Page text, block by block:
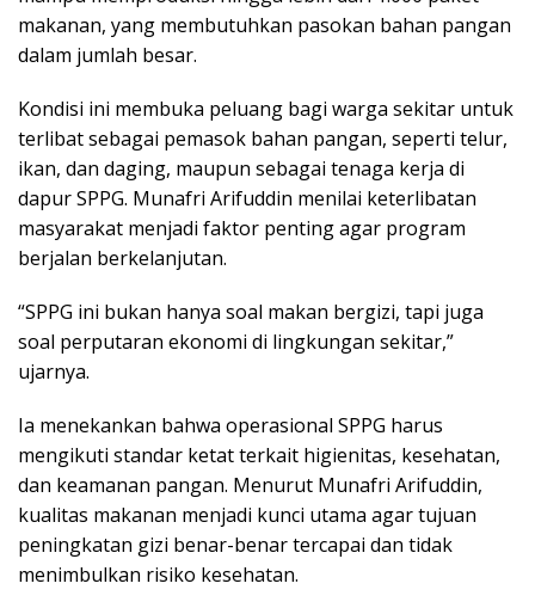
makanan, yang membutuhkan pasokan bahan pangan
dalam jumlah besar.
Kondisi ini membuka peluang bagi warga sekitar untuk
terlibat sebagai pemasok bahan pangan, seperti telur,
ikan, dan daging, maupun sebagai tenaga kerja di
dapur SPPG. Munafri Arifuddin menilai keterlibatan
masyarakat menjadi faktor penting agar program
berjalan berkelanjutan.
“SPPG ini bukan hanya soal makan bergizi, tapi juga
soal perputaran ekonomi di lingkungan sekitar,”
ujarnya.
Ia menekankan bahwa operasional SPPG harus
mengikuti standar ketat terkait higienitas, kesehatan,
dan keamanan pangan. Menurut Munafri Arifuddin,
kualitas makanan menjadi kunci utama agar tujuan
peningkatan gizi benar-benar tercapai dan tidak
menimbulkan risiko kesehatan.